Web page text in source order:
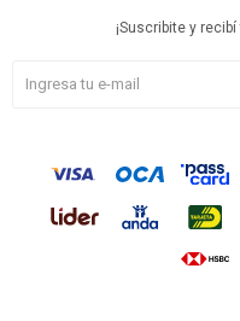
¡Suscribite y